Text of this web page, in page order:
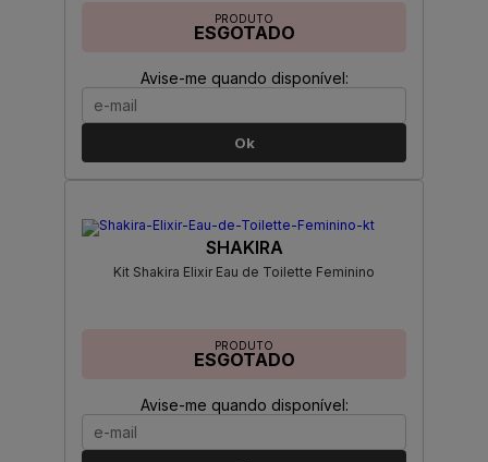
PRODUTO
ESGOTADO
Avise-me quando disponível:
Ok
SHAKIRA
Kit Shakira Elixir Eau de Toilette Feminino
PRODUTO
ESGOTADO
Avise-me quando disponível: